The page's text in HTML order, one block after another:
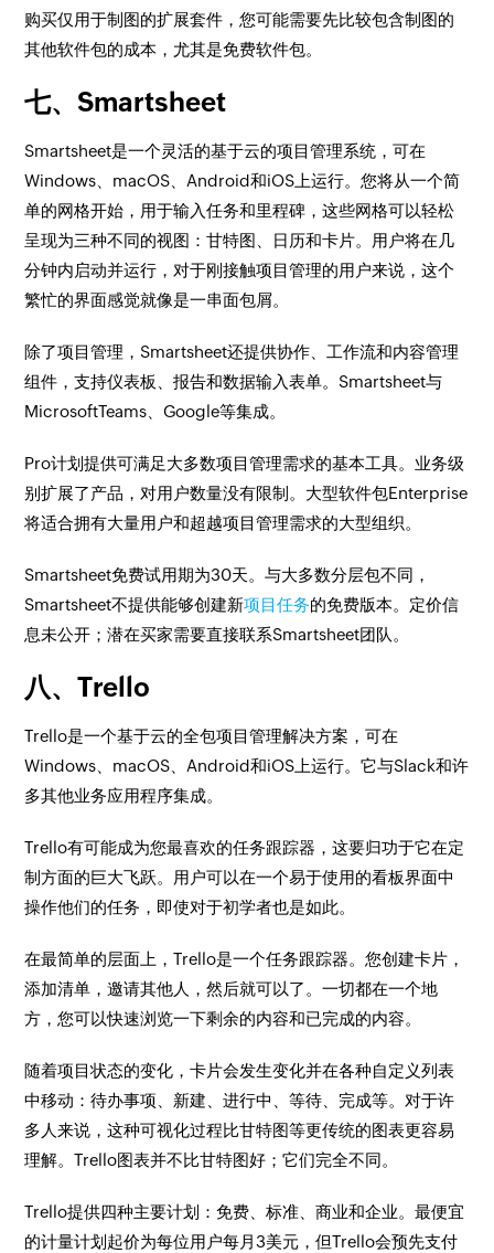
购买仅用于制图的扩展套件，您可能需要先比较包含制图的
其他软件包的成本，尤其是免费软件包。
七、Smartsheet
Smartsheet是一个灵活的基于云的项目管理系统，可在
Windows、macOS、Android和iOS上运行。您将从一个简
单的网格开始，用于输入任务和里程碑，这些网格可以轻松
呈现为三种不同的视图：甘特图、日历和卡片。用户将在几
分钟内启动并运行，对于刚接触项目管理的用户来说，这个
繁忙的界面感觉就像是一串面包屑。
除了项目管理，Smartsheet还提供协作、工作流和内容管理
组件，支持仪表板、报告和数据输入表单。Smartsheet与
MicrosoftTeams、Google等集成。
Pro计划提供可满足大多数项目管理需求的基本工具。业务级
别扩展了产品，对用户数量没有限制。大型软件包Enterprise
将适合拥有大量用户和超越项目管理需求的大型组织。
Smartsheet免费试用期为30天。与大多数分层包不同，
Smartsheet不提供能够创建新项目任务的免费版本。定价信
息未公开；潜在买家需要直接联系Smartsheet团队。
八、Trello
Trello是一个基于云的全包项目管理解决方案，可在
Windows、macOS、Android和iOS上运行。它与Slack和许
多其他业务应用程序集成。
Trello有可能成为您最喜欢的任务跟踪器，这要归功于它在定
制方面的巨大飞跃。用户可以在一个易于使用的看板界面中
操作他们的任务，即使对于初学者也是如此。
在最简单的层面上，Trello是一个任务跟踪器。您创建卡片，
添加清单，邀请其他人，然后就可以了。一切都在一个地
方，您可以快速浏览一下剩余的内容和已完成的内容。
随着项目状态的变化，卡片会发生变化并在各种自定义列表
中移动：待办事项、新建、进行中、等待、完成等。对于许
多人来说，这种可视化过程比甘特图等更传统的图表更容易
理解。Trello图表并不比甘特图好；它们完全不同。
Trello提供四种主要计划：免费、标准、商业和企业。最便宜
的计量计划起价为每位用户每月3美元，但Trello会预先支付